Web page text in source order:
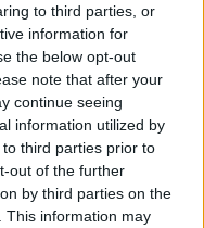
to third parties, or
information for
the below opt-out
note that after your
continue seeing
information utilized by
third parties prior to
out of the further
by third parties on the
This information may
Dávid, Siklósi
Szatmári András,